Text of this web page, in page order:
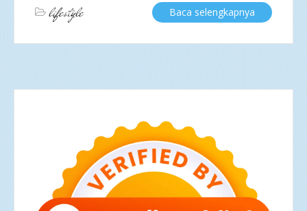
lifestyle Baca selengkapnya